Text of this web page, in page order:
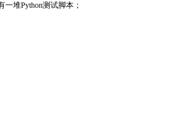
一堆Python测试脚本；